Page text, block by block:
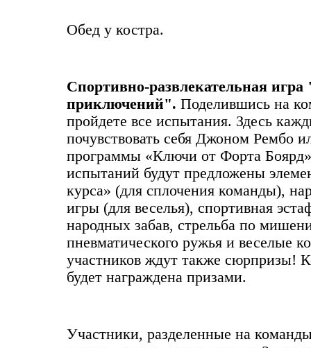
Обед у костра.
Спортивно-развлекательная
приключений". Поделившись на
пройдете все испытания. Здесь
почувствовать себя Джоном Рембо
программы «Ключи от Форта
испытаний будут предложены
курса» (для сплочения команды),
игры (для веселья), спортивная
народных забав, стрельба по
пневматического ружья и веселые
участников ждут также сюрпризы!
будет награждена призами.
Участники, разделенные на